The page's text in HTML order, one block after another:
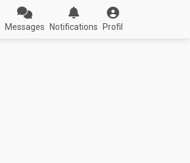
Messages Notifications Profil